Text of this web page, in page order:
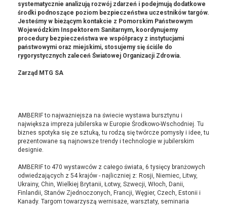
systematycznie analizują rozwój zdarzeń i podejmują dodatkowe
środki podnoszące poziom bezpieczeństwa uczestników targów.
Jesteśmy w bieżącym kontakcie z Pomorskim Państwowym
Wojewódzkim Inspektorem Sanitarnym, koordynujemy
procedury bezpieczeństwa we współpracy z instytucjami
państwowymi oraz miejskimi, stosujemy się ściśle do
rygorystycznych zaleceń Światowej Organizacji Zdrowia.
Zarząd MTG SA
AMBERIF to najważniejsza na świecie wystawa bursztynu i
największa impreza jubilerska w Europie Środkowo-Wschodniej. Tu
biznes spotyka się ze sztuką, tu rodzą się twórcze pomysły i idee, tu
prezentowane są najnowsze trendy i technologie w jubilerskim
designie.
AMBERIF to 470 wystawców z całego świata, 6 tysięcy branżowych
odwiedzających z 54 krajów - najliczniej z: Rosji, Niemiec, Litwy,
Ukrainy, Chin, Wielkiej Brytanii, Łotwy, Szwecji, Włoch, Danii,
Finlandii, Stanów Zjednoczonych, Francji, Węgier, Czech, Estonii i
Kanady. Targom towarzyszą wernisaże, warsztaty, seminaria